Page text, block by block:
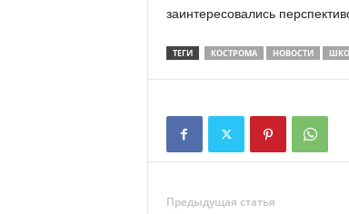
заинтересовались
ТЕГИ КОСТРОМА НОВОСТИ
Предыдущая статья